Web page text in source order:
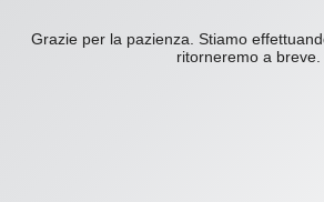
Grazie per la pazienza. Stiamo
ritorneremo a breve.